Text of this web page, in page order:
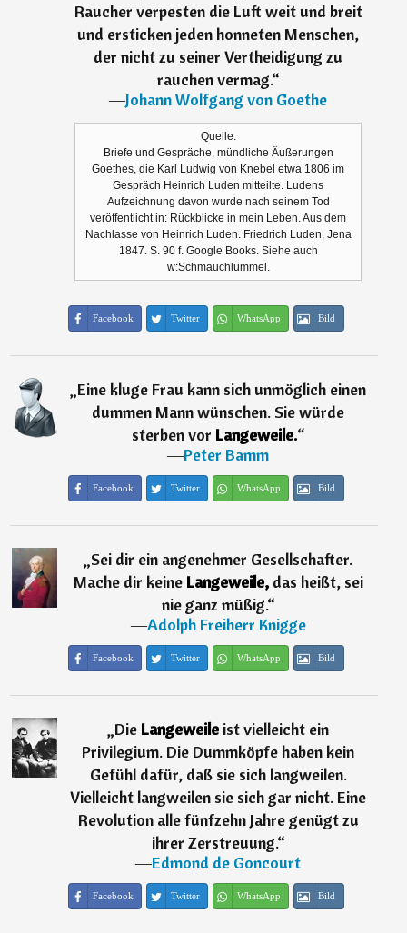
Raucher verpesten die Luft weit und breit
und ersticken jeden honneten Menschen,
der nicht zu seiner Vertheidigung zu
rauchen vermag.“
―Johann Wolfgang von Goethe
Quelle:
Briefe und Gespräche, mündliche Äußerungen
Goethes, die Karl Ludwig von Knebel etwa 1806 im
Gespräch Heinrich Luden mitteilte. Ludens
Aufzeichnung davon wurde nach seinem Tod
veröffentlicht in: Rückblicke in mein Leben. Aus dem
Nachlasse von Heinrich Luden. Friedrich Luden, Jena
1847. S. 90 f. Google Books. Siehe auch
w:Schmauchlümmel.
Facebook Twitter WhatsApp Bild
„Eine kluge Frau kann sich unmöglich einen
dummen Mann wünschen. Sie würde
sterben vor Langeweile.“
―Peter Bamm
Facebook Twitter WhatsApp Bild
„Sei dir ein angenehmer Gesellschafter.
Mache dir keineLangeweile,das heißt, sei
nie ganz müßig.“
―Adolph Freiherr Knigge
Facebook Twitter WhatsApp Bild
„Die Langeweile ist vielleicht ein
Privilegium. Die Dummköpfe haben kein
Gefühl dafür, daß sie sich langweilen.
Vielleicht langweilen sie sich gar nicht. Eine
Revolution alle fünfzehn Jahre genügt zu
ihrer Zerstreuung.“
―Edmond de Goncourt
Facebook Twitter WhatsApp Bild